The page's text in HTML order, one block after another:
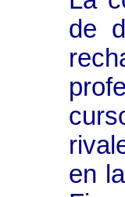
de
en